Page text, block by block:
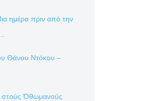
ημέρα πριν από την
Θάνου Ντόκου –
Ὀθωμανούς